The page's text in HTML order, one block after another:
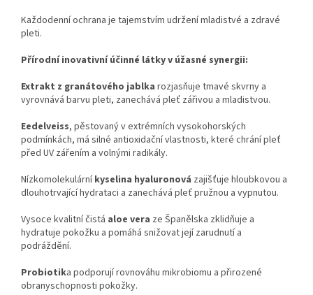
Každodenní ochrana je tajemstvím udržení mladistvé a zdravé
pleti.
Přírodní inovativní účinné látky v úžasné synergii:
Extrakt z granátového jablka rozjasňuje tmavé skvrny a
vyrovnává barvu pleti, zanechává pleť zářivou a mladistvou.
Eedelveiss, pěstovaný v extrémních vysokohorských
podmínkách, má silné antioxidační vlastnosti, které chrání pleť
před UV zářením a volnými radikály.
Nízkomolekulárníkyselina hyaluronová zajišťuje hloubkovou a
dlouhotrvající hydrataci a zanechává pleť pružnou a vypnutou.
Vysoce kvalitní čistá aloe vera ze Španělska zklidňuje a
hydratuje pokožku a pomáhá snižovat její zarudnutí a
podráždění.
Probiotika podporují rovnováhu mikrobiomu a přirozené
obranyschopnosti pokožky.